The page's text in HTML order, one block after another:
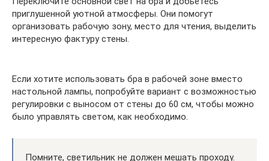
приглушенной уютной атмосферы. Они помогут
организовать рабочую зону, место для чтения, выделить
интересную фактуру стены.
Если хотите использовать бра в рабочей зоне вместо
настольной лампы, попробуйте вариант с возможностью
регулировки с выносом от стены до 60 см, чтобы можно
было управлять светом, как необходимо.
Помните, светильник не должен мешать проходу.